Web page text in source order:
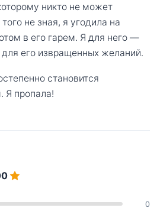
никто не может
не зная, я угодила на
в его гарем. Я для него —
для его извращенных желаний.
становится
Я пропала!
0